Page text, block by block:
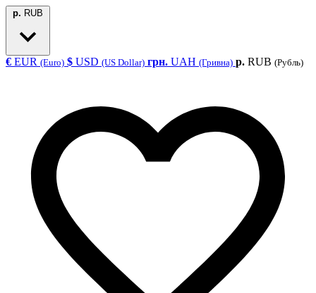
р. RUB
€ EUR (Euro) $ USD (US Dollar) грн. UAH (Гривна) р. RUB (Рубль)